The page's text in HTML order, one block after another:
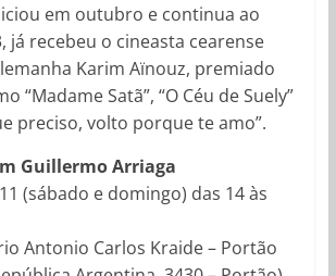
em outubro e continua ao
já recebeu o cineasta cearense
Karim Aïnouz, premiado
“Madame Satã”, “O Céu de Suely”
preciso, volto porque te amo”.
Guillermo Arriaga
(sábado e domingo) das 14 às
Antonio Carlos Kraide – Portão